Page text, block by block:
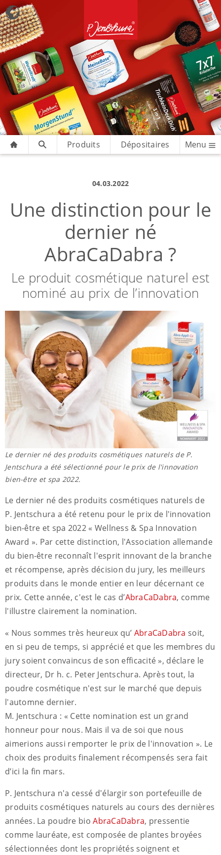
Produits Dépositaires Menu
04.03.2022
Une distinction pour le
dernier né
AbraCaDabra ?
Le produit cosmétique naturel est
nominé au prix de l’innovation
Le dernier né des produits cosmétiques naturels de P.
Jentschura a été sélectionné pour le prix de l'innovation
bien-être et spa 2022.
Le dernier né des produits cosmétiques naturels de
P. Jentschura a été retenu pour le prix de l'innovation
bien-être et spa 2022 « Wellness & Spa Innovation
Award ». Par cette distinction, l'Association allemande
du bien-être reconnaît l'esprit innovant de la branche
et récompense, après décision du jury, les meilleurs
produits dans le monde entier en leur décernant ce
prix. Cette année, c'est le cas d’AbraCaDabra, comme
l'illustre clairement la nomination.
« Nous sommes très heureux qu’ AbraCaDabra soit,
en si peu de temps, si apprécié et que les membres du
jury soient convaincus de son efficacité », déclare le
directeur, Dr h. c. Peter Jentschura. Après tout, la
poudre cosmétique n'est sur le marché que depuis
l'automne dernier.
M. Jentschura : « Cette nomination est un grand
honneur pour nous. Mais il va de soi que nous
aimerions aussi remporter le prix de l'innovation ». Le
choix des produits finalement récompensés sera fait
d’ici la fin mars.
P. Jentschura n'a cessé d'élargir son portefeuille de
produits cosmétiques naturels au cours des dernières
années. La poudre bioAbraCaDabra, pressentie
comme lauréate, est composée de plantes broyées
sélectionnées dont les propriétés soignent et